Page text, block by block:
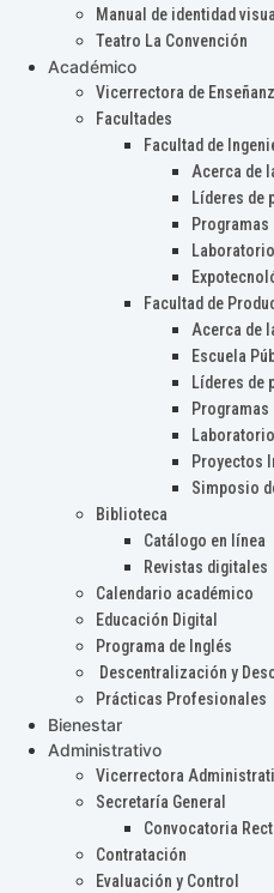
Manual de identidad visual
Teatro La Convención
Académico
Vicerrectora de
Facultades
Facultad de
Acerca de
Líderes de
Programas
Facultad de
Acerca de
Escuela
Líderes de
Programas
Proyectos
Simposio
Biblioteca
Catálogo en línea
Revistas digitales
Calendario académico
Educación Digital
Programa de Inglés
Descentralización y
Prácticas Profesionales
Bienestar
Administrativo
Vicerrectora
Secretaría General
Convocatoria
Contratación
Evaluación y Control